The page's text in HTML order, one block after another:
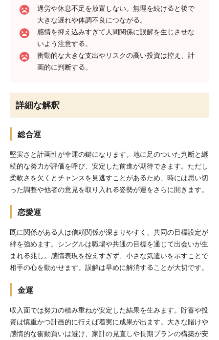
過労や休息不足を放置しない。無理を続けると後で
大きな遅れや体調不良につながる。
感情を抑え込みすぎて人間関係に誤解を生じさせな
いよう注意する。
衝動的な大きな支出やリスクの高い投資は控え、計
画的に判断する。
詳細な解釈
総合運
堅実さと計画性が幸運の鍵になります。地に足のついた判断と継
続的な努力が評価を呼び、安定した前進が期待できます。ただし
柔軟さを欠くとチャンスを見逃すことがあるため、時には思い切
った調整や他者の意見を取り入れる姿勢が運をさらに開きます。
恋愛運
既に関係がある人は信頼関係が深まりやすく、共同の目標設定が
絆を強めます。シングルは職場や共通の目標を通じて出会いが生
まれる兆し。感情表現を控えすぎず、小さな気遣いを示すことで
相手の心を動かせます。誤解は早めに解消することが大切です。
金運
収入面では努力の積み重ねが安定した結果を生みます。貯蓄や投
資は慎重かつ計画的に行えば着実に成果が出ます。大きな賭けや
感情的な衝動買いは避け、家計の見直しや長期プランの構築が安